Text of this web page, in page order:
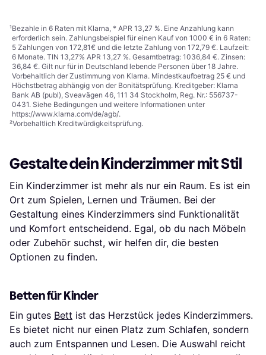
¹Bezahle in 6 Raten mit Klarna, * APR 13,27 %. Eine Anzahlung kann
erforderlich sein. Zahlungsbeispiel für einen Kauf von 1000 € in 6 Raten:
5 Zahlungen von 172,81€ und die letzte Zahlung von 172,79 €. Laufzeit:
6 Monate. TIN 13,27% APR 13,27 %. Gesamtbetrag: 1036,84 €. Zinsen:
36,84 €. Gilt nur für in Deutschland lebende Personen über 18 Jahre.
Vorbehaltlich der Zustimmung von Klarna. Mindestkaufbetrag 25 € und
Höchstbetrag abhängig von der Bonitätsprüfung. Kreditgeber: Klarna
Bank AB (publ), Sveavägen 46, 111 34 Stockholm, Reg. Nr.: 556737-
0431. Siehe Bedingungen und weitere Informationen unter
https://www.klarna.com/de/agb/.
²Vorbehaltlich Kreditwürdigkeitsprüfung.
Gestalte dein Kinderzimmer mit Stil
Ein Kinderzimmer ist mehr als nur ein Raum. Es ist ein
Ort zum Spielen, Lernen und Träumen. Bei der
Gestaltung eines Kinderzimmers sind Funktionalität
und Komfort entscheidend. Egal, ob du nach Möbeln
oder Zubehör suchst, wir helfen dir, die besten
Optionen zu finden.
Betten für Kinder
Ein gutes Bett ist das Herzstück jedes Kinderzimmers.
Es bietet nicht nur einen Platz zum Schlafen, sondern
auch zum Entspannen und Lesen. Die Auswahl reicht